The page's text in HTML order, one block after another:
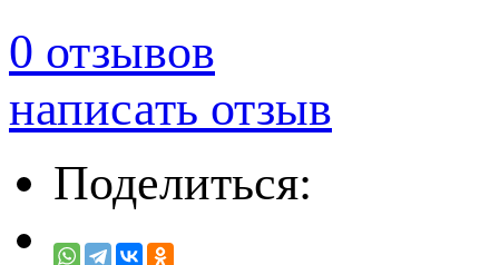
0 отзывов
написать отзыв
Поделиться: